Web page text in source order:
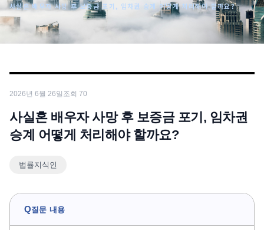
통합검색
사례분석/최신동향
법률지식인
업무분야
전체
소식/자료
공지사항
뉴스레터/브로슈어
사실혼 배우자 사망 후 보증금 포기, 임차권 승계 어떻게 처리해야 할까요?
2026년 6월 26일 조회 70
사실혼 배우자 사망 후 보증금 포기, 임차권
승계 어떻게 처리해야 할까요?
법률지식인
Q질문 내용